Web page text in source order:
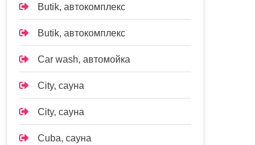
Butik, автокомплекс
Butik, автокомплекс
Car wash, автомойка
City, сауна
City, сауна
Cuba, сауна